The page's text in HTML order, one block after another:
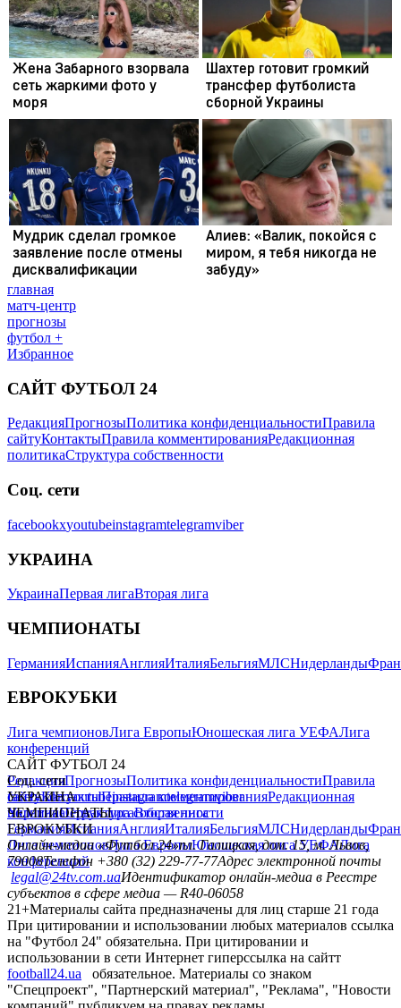
главная
матч-центр
прогнозы
футбол +
Избранное
САЙТ ФУТБОЛ 24
РедакцияПрогнозыПолитика конфиденциальностиПравила
сайтуКонтактыПравила комментированияРедакционная
политикаСтруктура собственности
Соц. сети
facebookxyoutubeinstagramtelegramviber
УКРАИНА
УкраинаПервая лигаВторая лига
ЧЕМПИОНАТЫ
ГерманияИспанияАнглияИталияБельгияМЛСНидерланды
ЕВРОКУБКИ
Лига чемпионовЛига ЕвропыЮношеская лига УЕФАЛига
конференций
САЙТ ФУТБОЛ 24
РедакцияПрогнозыПолитика конфиденциальностиПравила
сайтуКонтактыПравила комментированияРедакционная
политикаСтруктура собственности
Соц. сети
facebookxyoutubeinstagramtelegramviber
УКРАИНА
УкраинаПервая лигаВторая лига
ЧЕМПИОНАТЫ
ГерманияИспанияАнглияИталияБельгияМЛСНидерланды
ЕВРОКУБКИ
Лига чемпионовЛига ЕвропыЮношеская лига УЕФАЛига
конференций
Онлайн-медиа «Футбол 24»пл. Галицкая, дом. 15, м. Львов,
79008Телефон +380 (32) 229-77-77Адрес электронной почты
legal@24tv.com.uaИдентификатор онлайн-медиа в Реестре
субъектов в сфере медиа — R40-06058
21+Материалы сайта предназначены для лиц старше 21 года
При цитировании и использовании любых материалов ссылка
на "Футбол 24" обязательна. При цитировании и
использовании в сети Интернет гиперссылка на сайтт
football24.ua
обязательное. Материалы со знаком
"Спецпроект", "Партнерский материал", "Реклама", "Новости